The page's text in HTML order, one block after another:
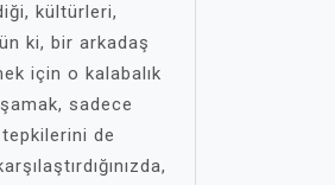
kültürleri,
ki, bir arkadaş
için o kalabalık
sadece
de